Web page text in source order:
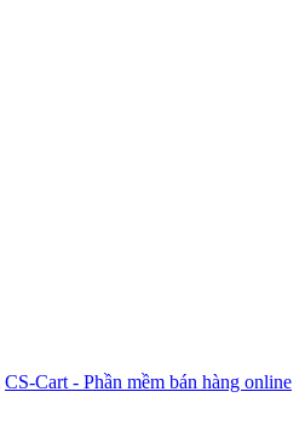
CS-Cart - Phần mềm bán hàng online